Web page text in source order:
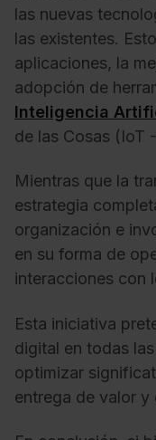
las nuevas
las existentes.
aplicaciones, la
adopción de
Inteligencia
de las Cosas (IoT
Mientras que la
estrategia
organización e
en su forma de
interacciones con
Esta iniciativa
digital en todas
optimizar
entrega de valor y